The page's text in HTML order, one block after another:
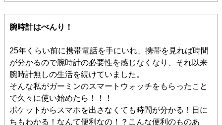
腕時計はべんり！
25年くらい前に携帯電話を手にいれ、携帯を見れば時間
が分かるので腕時計の必要性を感じなくなり、それ以来
腕時計無しの生活を続けていました。
そんな私がガーミンのスマートウォッチをもらったこと
で久々に使い始めたら！！！
ポケットからスマホを出さなくても時間が分かる！日に
ちもわかる！なんて便利なの！？こんな便利のものあ